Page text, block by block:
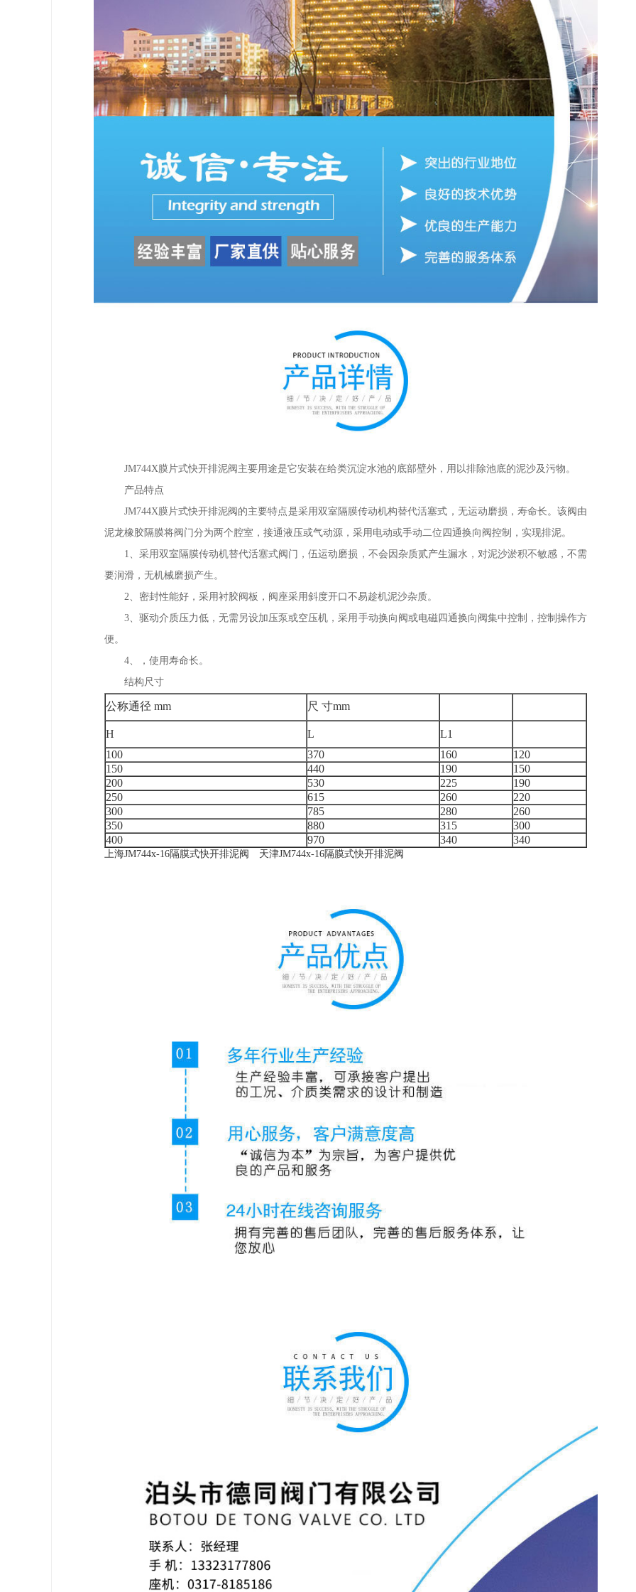
JM744X膜片式快开排泥阀主要用途是它安装在给类沉淀水池的底部壁外，用以排除池底的泥沙及污物。
产品特点
JM744X膜片式快开排泥阀的主要特点是采用双室隔膜传动机构替代活塞式，无运动磨损，寿命长。该阀由
泥龙橡胶隔膜将阀门分为两个腔室，接通液压或气动源，采用电动或手动二位四通换向阀控制，实现排泥。
1、采用双室隔膜传动机替代活塞式阀门，伍运动磨损，不会因杂质贰产生漏水，对泥沙淤积不敏感，不需
要润滑，无机械磨损产生。
2、密封性能好，采用衬胶阀板，阀座采用斜度开口不易趁机泥沙杂质。
3、驱动介质压力低，无需另设加压泵或空压机，采用手动换向阀或电磁四通换向阀集中控制，控制操作方
便。
4、，使用寿命长。
结构尺寸
公称通径 mm 尺 寸mm
H L
L1
100
370 160
120
150
440 190
150
200
530 225
190
250
615 260
220
300
785 280
260
350
880 315
300
400
970 340 340
上海JM744x-16隔膜式快开排泥阀 天津JM744x-16隔膜式快开排泥阀